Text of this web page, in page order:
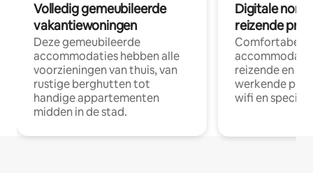
Volledig gemeubileerde
vakantiewoningen
Deze gemeubileerde
accommodaties hebben alle
voorzieningen van thuis, van
rustige berghutten tot
handige appartementen
midden in de stad.
Digitale
reizende
Comfortabele
reizende en
werkende
wifi en